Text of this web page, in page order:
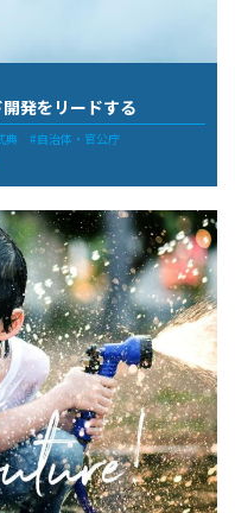
発をリードする
典
自治体・官公庁